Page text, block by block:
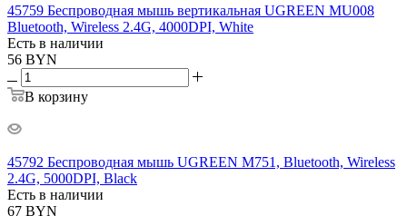
45759 Беспроводная мышь вертикальная UGREEN MU008
Bluetooth, Wireless 2.4G, 4000DPI, White
Есть в наличии
56 BYN
В корзину
45792 Беспроводная мышь UGREEN M751, Bluetooth, Wireless
2.4G, 5000DPI, Black
Есть в наличии
67 BYN